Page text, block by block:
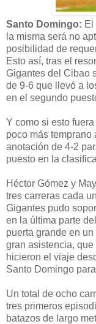
Santo Domingo: El
la misma será no
posibilidad de
Esto así, tras el
Gigantes del Cibao
de 9-6 que llevó a
en el segundo
Y como si esto
poco más
anotación de 4-2
puesto en la
Héctor Gómez y
tres carreras cada
Gigantes pudo
en la última parte
puerta grande en
gran asistencia,
hicieron el viaje
Santo Domingo
Un total de ocho
tres primeros
batazos de largo